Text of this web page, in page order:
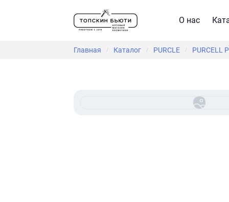
О нас
Главная / Каталог / PURCLE / PURCELL